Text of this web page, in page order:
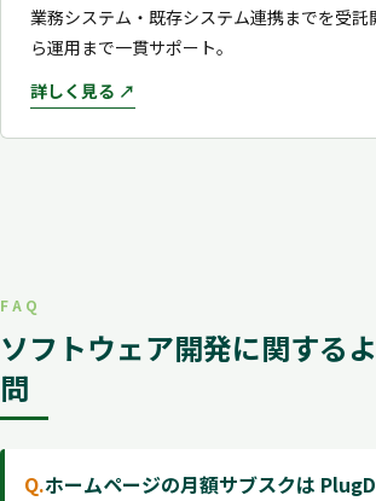
業務システム・既存システム連携までを受託
ら運用まで一貫サポート。
詳しく見る ↗
FAQ
ソフトウェア開発に関する
問
Q.ホームページの月額サブスクは